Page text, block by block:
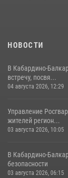
НОВОСТИ
В Кабардино-
встречу, посвя...
04 августа 2026, 12:29
Управление
жителей регион...
03 августа 2026, 10:05
В
безопасности
03 августа 2026, 06:15